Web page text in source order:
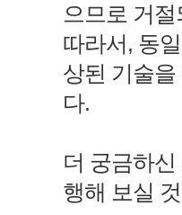
으므로 거
따라서, 동
상된 기술
다.
더 궁금하
행해 보실